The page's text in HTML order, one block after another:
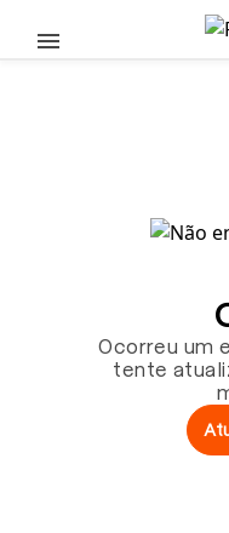
Pular para o conteúdo
Ocorreu um
tente